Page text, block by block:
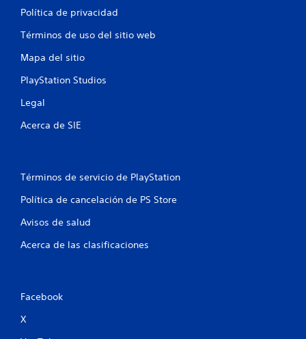
Política de privacidad
Términos de uso del sitio web
Mapa del sitio
PlayStation Studios
Legal
Acerca de SIE
Términos de servicio de PlayStation
Política de cancelación de PS Store
Avisos de salud
Acerca de las clasificaciones
Facebook
X